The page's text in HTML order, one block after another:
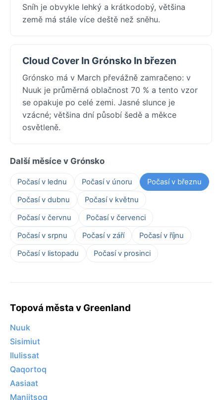
Sníh je obvykle lehký a krátkodobý, většina
země má stále více deště než sněhu.
Cloud Cover In Grónsko In březen
Grónsko má v March převážně zamračeno: v
Nuuk je průměrná oblačnost 70 % a tento vzor
se opakuje po celé zemi. Jasné slunce je
vzácné; většina dní působí šedě a měkce
osvětleně.
Další měsíce v Grónsko
Počasí v lednu Počasí v únoru
Počasí v březnu
Počasí v dubnu
Počasí v květnu
Počasí v červnu
Počasí v červenci
Počasí v srpnu
Počasí v září
Počasí v říjnu
Počasí v listopadu
Počasí v prosinci
Topová města v Greenland
Nuuk
Sisimiut
Ilulissat
Qaqortoq
Aasiaat
Maniitsoq